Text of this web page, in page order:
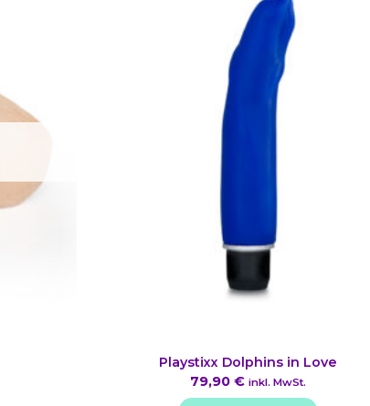
Playstixx Dolphins in Love
79,90 € inkl. MwSt.